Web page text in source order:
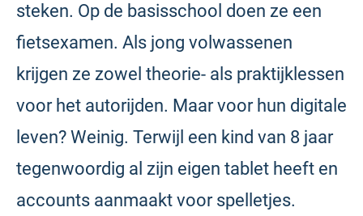
steken. Op de basisschool doen ze een
fietsexamen. Als jong volwassenen
krijgen ze zowel theorie- als praktijklessen
voor het autorijden. Maar voor hun digitale
leven? Weinig. Terwijl een kind van 8 jaar
tegenwoordig al zijn eigen tablet heeft en
accounts aanmaakt voor spelletjes.